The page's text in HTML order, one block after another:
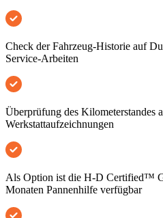
Check der Fahrzeug-Historie auf
Service-Arbeiten
Überprüfung des Kilometerstandes
Werkstattaufzeichnungen
Als Option ist die H-D Certified™
Monaten Pannenhilfe verfügbar